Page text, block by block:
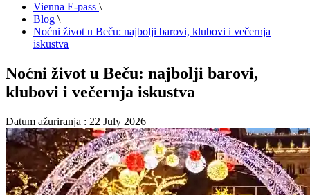
Vienna E-pass \
Blog \
Noćni život u Beču: najbolji barovi, klubovi i večernja
iskustva
Noćni život u Beču: najbolji barovi,
klubovi i večernja iskustva
Datum ažuriranja : 22 July 2026